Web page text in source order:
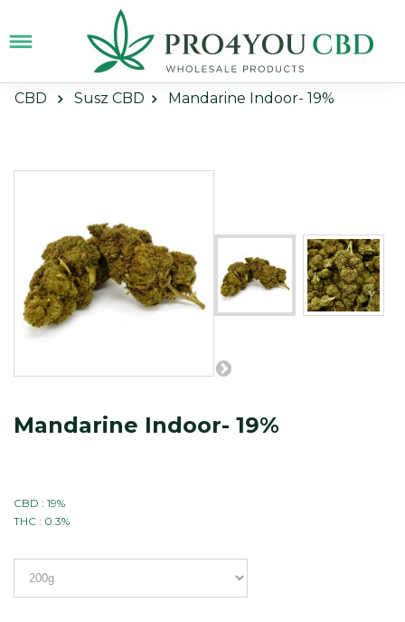
CBD Susz CBD Mandarine Indoor- 19%
Mandarine Indoor- 19%
CBD : 19%
THC : 0.3%